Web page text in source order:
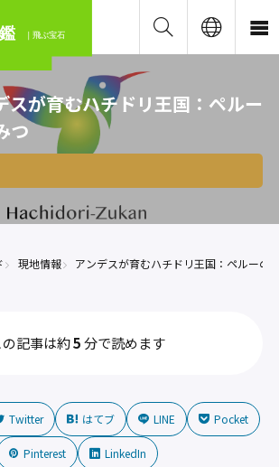
｜飛ぶ宝石
スが育むハチドリ王国：ペルー
つ
現地情報 アンデスが育むハチドリ王国：ペルーの
の記事は約5分で読めます
Twitter はてブ LINE Pocket
Pinterest LinkedIn